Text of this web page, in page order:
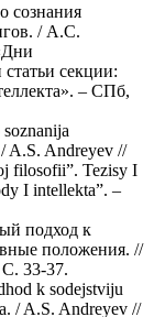
сознания
/ А.С.
секции:
– СПб,
A.S. Andreyev //
filosofii”. Tezisy I
I intellekta”. –
подход к
положения. //
33-37.
k sodejstviju
/ A.S. Andreyev //